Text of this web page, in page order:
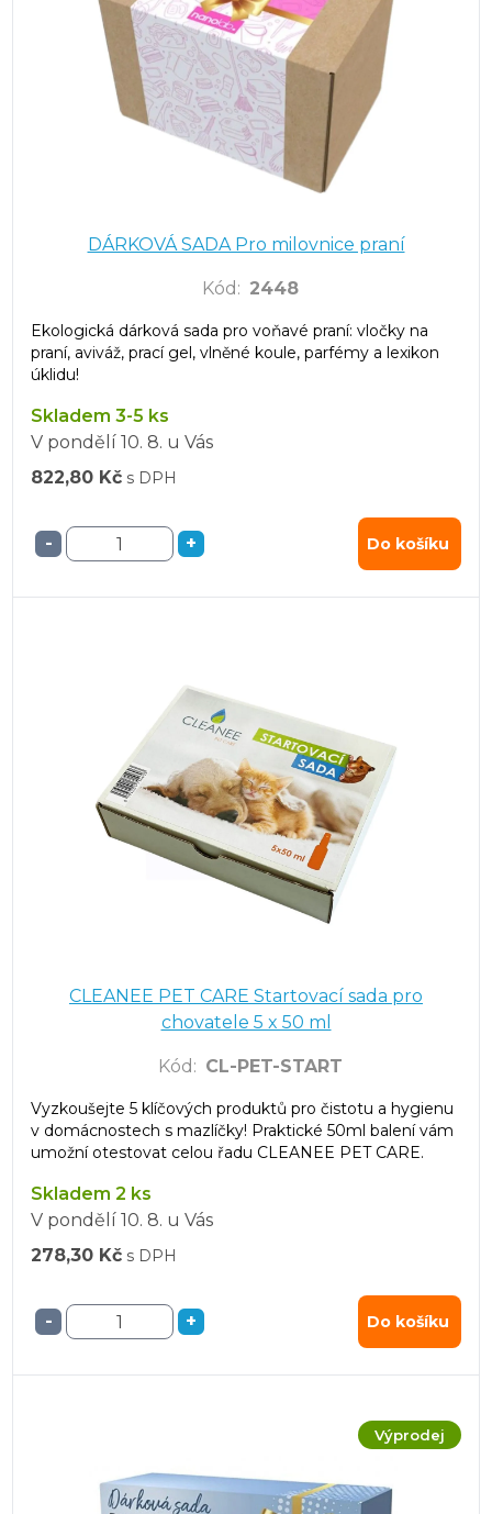
DÁRKOVÁ SADA Pro milovnice praní
Kód : 2448
Ekologická dárková sada pro voňavé praní: vločky na
praní, aviváž, prací gel, vlněné koule, parfémy a lexikon
úklidu!
Skladem 3-5 ks
V pondělí 10. 8. u Vás
822,80 Kč s DPH
- + Do košíku
CLEANEE PET CARE Startovací sada pro
chovatele 5 x 50 ml
Kód : CL-PET-START
Vyzkoušejte 5 klíčových produktů pro čistotu a hygienu
v domácnostech s mazlíčky! Praktické 50ml balení vám
umožní otestovat celou řadu CLEANEE PET CARE.
Skladem 2 ks
V pondělí 10. 8. u Vás
278,30 Kč s DPH
- + Do košíku
Výprodej